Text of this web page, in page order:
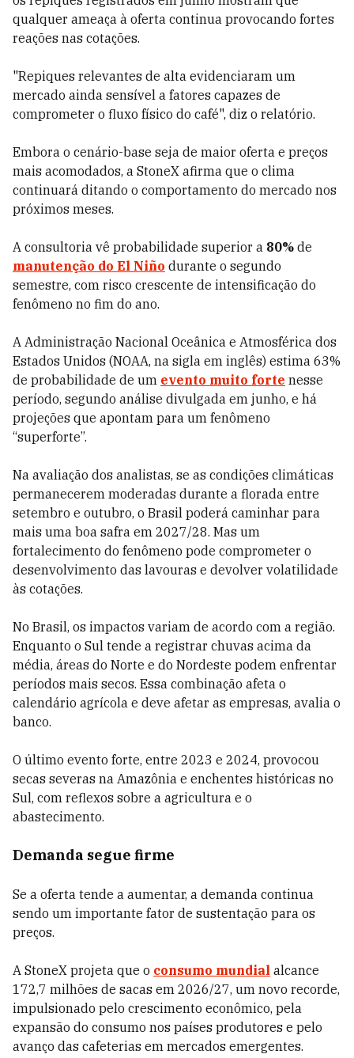
qualquer ameaça à oferta continua provocando fortes
reações nas cotações.
"Repiques relevantes de alta evidenciaram um
mercado ainda sensível a fatores capazes de
comprometer o fluxo físico do café", diz o relatório.
Embora o cenário-base seja de maior oferta e preços
mais acomodados, a StoneX afirma que o clima
continuará ditando o comportamento do mercado nos
próximos meses.
A consultoria vê probabilidade superior a 80% de
manutenção do El Niño durante o segundo
semestre, com risco crescente de intensificação do
fenômeno no fim do ano.
A Administração Nacional Oceânica e Atmosférica dos
Estados Unidos (NOAA, na sigla em inglês) estima 63%
de probabilidade de um evento muito forte nesse
período, segundo análise divulgada em junho, e há
projeções que apontam para um fenômeno
“superforte”.
Na avaliação dos analistas, se as condições climáticas
permanecerem moderadas durante a florada entre
setembro e outubro, o Brasil poderá caminhar para
mais uma boa safra em 2027/28. Mas um
fortalecimento do fenômeno pode comprometer o
desenvolvimento das lavouras e devolver volatilidade
às cotações.
No Brasil, os impactos variam de acordo com a região.
Enquanto o Sul tende a registrar chuvas acima da
média, áreas do Norte e do Nordeste podem enfrentar
períodos mais secos. Essa combinação afeta o
calendário agrícola e deve afetar as empresas, avalia o
banco.
O último evento forte, entre 2023 e 2024, provocou
secas severas na Amazônia e enchentes históricas no
Sul, com reflexos sobre a agricultura e o
abastecimento.
Demanda segue firme
Se a oferta tende a aumentar, a demanda continua
sendo um importante fator de sustentação para os
preços.
A StoneX projeta que o consumo mundial alcance
172,7 milhões de sacas em 2026/27, um novo recorde,
impulsionado pelo crescimento econômico, pela
expansão do consumo nos países produtores e pelo
avanço das cafeterias em mercados emergentes.